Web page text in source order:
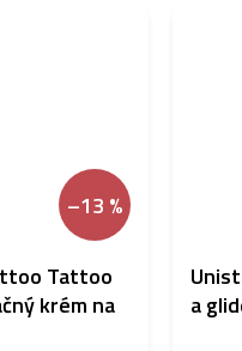
–13 %
Tattoo
krém na
a